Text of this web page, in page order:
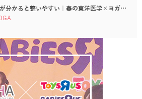
分かると整いやすい｜春の東洋医学×ヨガ…